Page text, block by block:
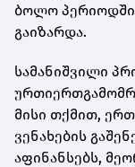
ბოლო პერიოდში
გაიზარდა.
სამანიშვილი
მისი თქმით,
ვენახების
აფინანსებს,